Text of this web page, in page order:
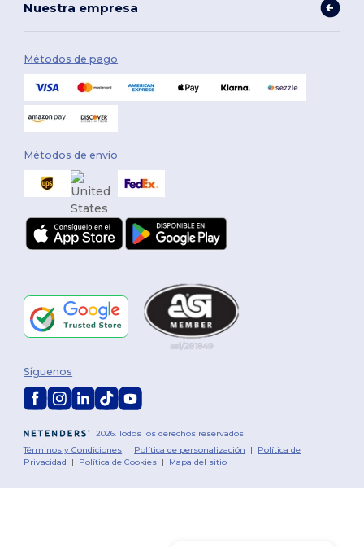
Nuestra empresa
Métodos de pago
Métodos de envío
2026. Todos los derechos reservados
Términos y Condiciones | Política de personalización | Política de
Privacidad | Política de Cookies | Mapa del sitio
Síguenos